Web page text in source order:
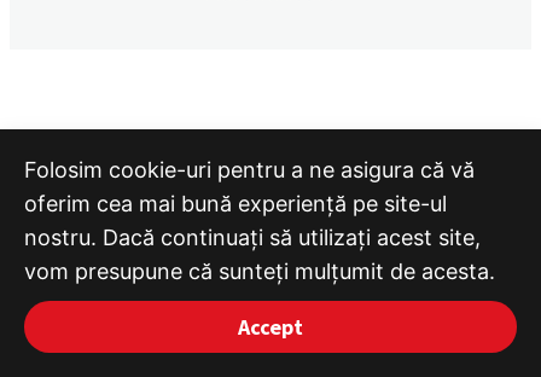
#134/Noiembrie 2024 – 09 noiembrie 2024
#130/Octombrie 2024 – 12 octombrie 2024
#129/Octombrie 2024 – 10 octombrie 2024
#128/Octombrie 2024 – 04 octombrie 2024
#127/Septembrie 2024 – 26 septembrie 2024
Folosim cookie-uri pentru a ne asigura că vă
oferim cea mai bună experiență pe site-ul
nostru. Dacă continuați să utilizați acest site,
vom presupune că sunteți mulțumit de acesta.
Accept